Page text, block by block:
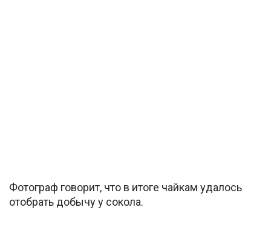
Фотограф говорит, что в итоге чайкам удалось
отобрать добычу у сокола.